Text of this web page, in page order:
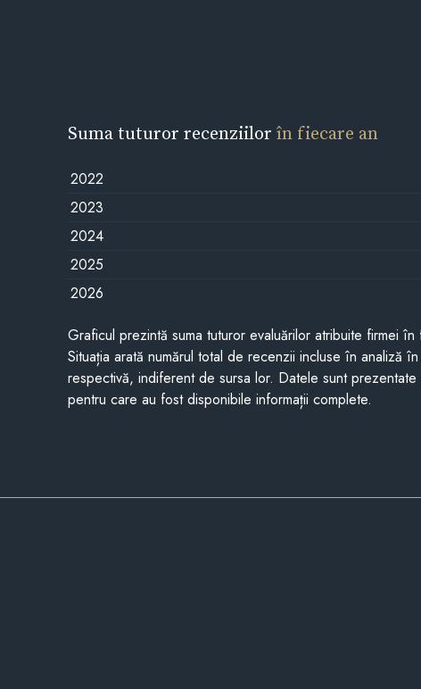
Suma tuturor recenziilorîn fiecare an
2022
2023
2024
2025
2026
Graficul prezintă suma tuturor evaluărilor atribuite firmei în
Situația arată numărul total de recenzii incluse în analiză
respectivă, indiferent de sursa lor. Datele sunt prezentate
pentru care au fost disponibile informații complete.